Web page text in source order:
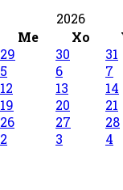
2026
Me Xo
29 30 31
5 6 7
12 13 14
19 20 21
26 27 28
2 3 4